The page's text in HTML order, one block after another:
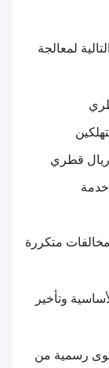
لمعالجة
خدمة
متكررة
وتأخير
المعنية أكثر من 300 شكوى رسمية من